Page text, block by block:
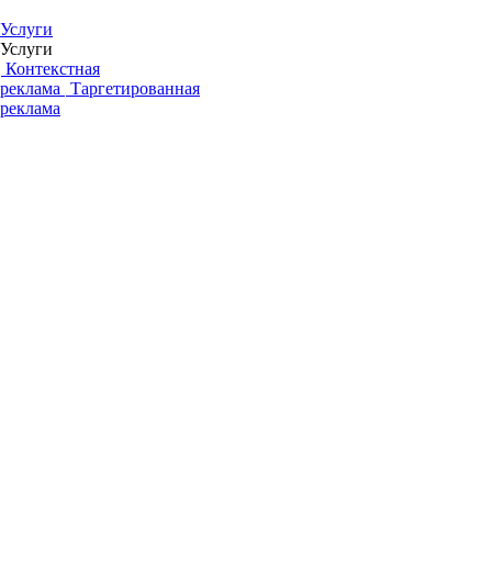
Услуги
Услуги
Контекстная
реклама Таргетированная
реклама